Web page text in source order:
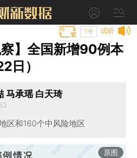
试听
T中
察】全国新增90例本
日）
马承瑶 白天琦
区和160个中风险地区
原图